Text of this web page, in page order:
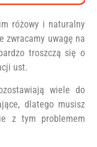
różowy i naturalny
zwracamy uwagę na
troszczą się o
ust.
wiele do
dlatego musisz
z tym problemem